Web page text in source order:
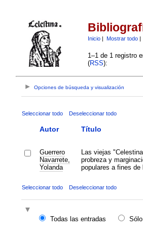
Inicio| Mostrar todo|
1–1 de 1 registro
(RSS):
Opciones de búsqueda y visualización
Seleccionar todo Deseleccionar todo
Autor Título
Guerrero
Navarrete,
Yolanda
Las viejas
probreza y
populares a fines de
Seleccionar todo Deseleccionar todo
Todas las entradas